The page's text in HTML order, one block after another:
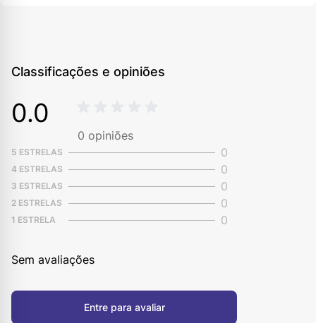
Classificações e opiniões
0.0
0 opiniões
5 ESTRELAS 0
4 ESTRELAS 0
3 ESTRELAS 0
2 ESTRELAS 0
1 ESTRELA 0
Sem avaliações
Entre para avaliar